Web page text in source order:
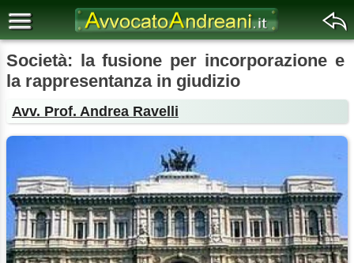
Società: la fusione per incorporazione e
la rappresentanza in giudizio
Avv. Prof. Andrea Ravelli